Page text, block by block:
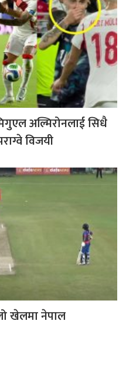
अल्मिरोनलाई सिधै
विजयी
खेलमा नेपाल